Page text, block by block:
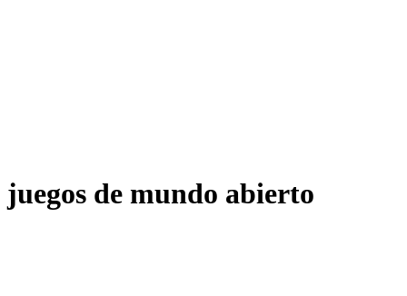
juegos de mundo abierto